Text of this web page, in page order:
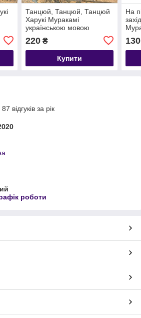
Танцюй, Танцюй, Танцюй
Харукі Муракамі
українською мовою
220₴
Купити
На
130
відгуків за рік
роботи